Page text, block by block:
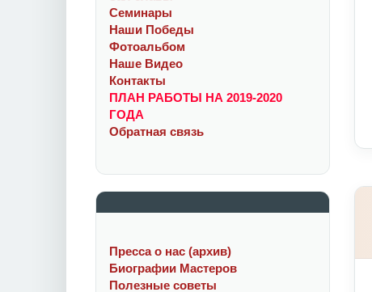
Семинары
Наши Победы
Фотоальбом
Наше Видео
Контакты
ПЛАН РАБОТЫ НА 2019-2020
ГОДА
Обратная связь
Пресса о нас (архив)
Биографии Мастеров
Полезные советы